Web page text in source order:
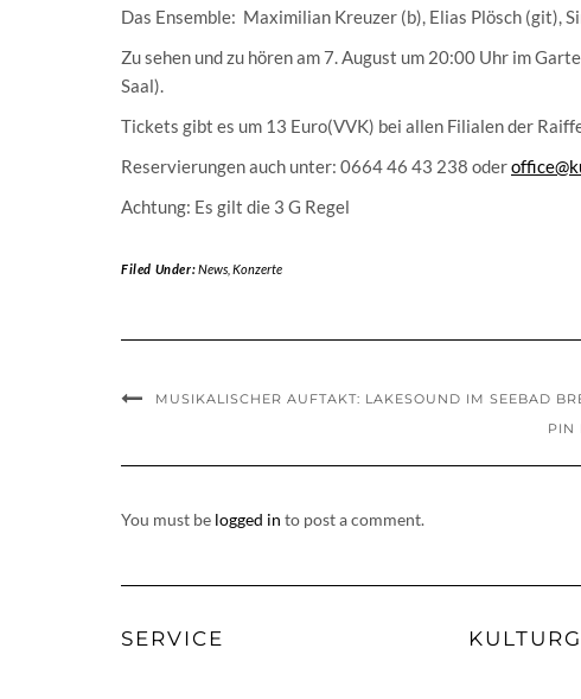
Das Ensemble: Maximilian Kreuzer (b), Elias Plösch (git),
Zu sehen und zu hören am 7. August um 20:00 Uhr im
Saal).
Tickets gibt es um 13 Euro(VVK) bei allen Filialen der
Reservierungen auch unter: 0664 46 43 238 oder
Achtung: Es gilt die 3 G Regel
Filed Under:News, Konzerte
MUSIKALISCHER AUFTAKT: LAKESOUND IM SEEBAD
PIN
You must be logged in to post a comment.
SERVICE